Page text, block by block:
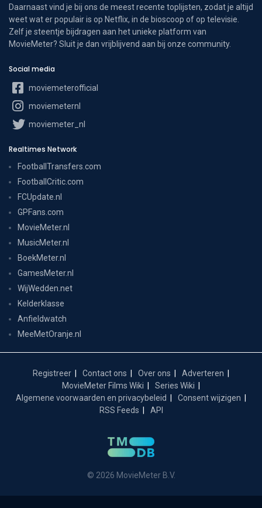
Daarnaast vind je bij ons de meest recente toplijsten, zodat je altijd
weet wat er populair is op Netflix, in de bioscoop of op televisie.
Zelf je steentje bijdragen aan het unieke platform van
MovieMeter? Sluit je dan vrijblijvend aan bij onze community.
Social media
moviemeterofficial
moviemeternl
moviemeter_nl
Realtimes Network
FootballTransfers.com
FootballCritic.com
FCUpdate.nl
GPFans.com
MovieMeter.nl
MusicMeter.nl
BoekMeter.nl
GamesMeter.nl
WijWedden.net
Kelderklasse
Anfieldwatch
MeeMetOranje.nl
Registreer Contact ons Over ons
Adverteren
MovieMeter Films Wiki
Series Wiki
Algemene voorwaarden en privacybeleid
Consent wijzigen
RSS Feeds
API
© 2026 MovieMeter B.V.